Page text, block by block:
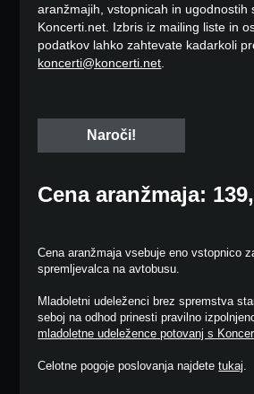
aranžmajih, vstopnicah in ugodnostih
Koncerti.net. Izbris iz mailing liste in
podatkov lahko zahtevate kadarkoli
koncerti@koncerti.net.
Cena aranžmaja:
Cena aranžmaja vsebuje eno vstopnico
spremljevalca na avtobusu.
Mladoletni udeleženci brez spremstva
seboj na odhod prinesti pravilno
mladoletne udeležence potovanj s
Celotne pogoje poslovanja najdetetukaj.